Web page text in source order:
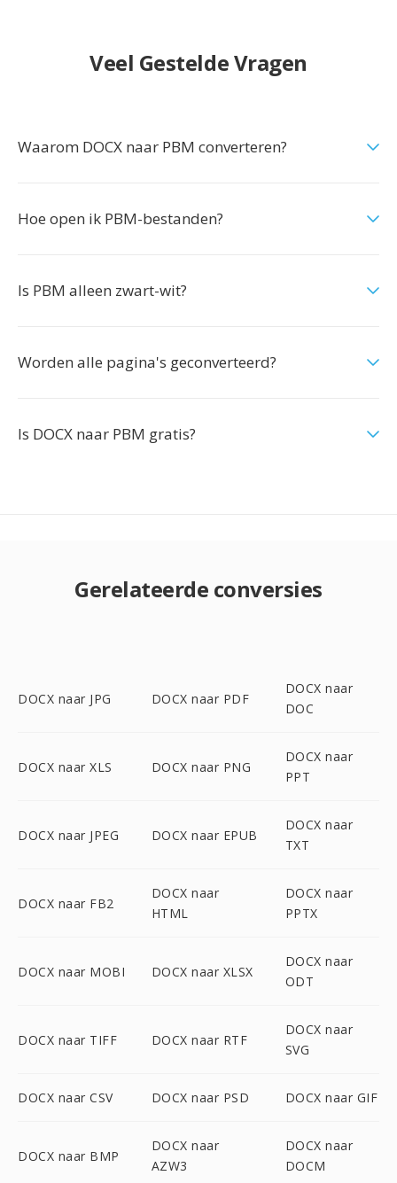
Veel Gestelde Vragen
Waarom DOCX naar PBM converteren?
Hoe open ik PBM-bestanden?
Is PBM alleen zwart-wit?
Worden alle pagina's geconverteerd?
Is DOCX naar PBM gratis?
Gerelateerde conversies
DOCX naar JPG DOCX naar PDF
DOCX naar
DOC
DOCX naar XLS DOCX naar PNG
DOCX naar
PPT
DOCX naar JPEG DOCX naar EPUB
DOCX naar
TXT
DOCX naar FB2
DOCX naar
HTML
DOCX naar
PPTX
DOCX naar MOBI DOCX naar XLSX
DOCX naar
ODT
DOCX naar TIFF DOCX naar RTF
DOCX naar
SVG
DOCX naar CSV DOCX naar PSD DOCX naar GIF
DOCX naar BMP
DOCX naar
AZW3
DOCX naar
DOCM